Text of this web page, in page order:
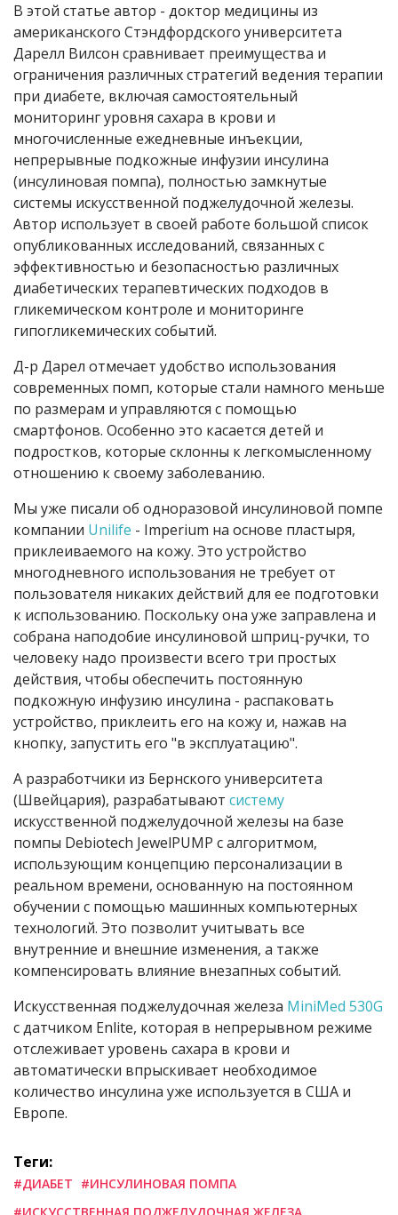
В этой статье автор - доктор медицины из
американского Стэндфордского университета
Дарелл Вилсон сравнивает преимущества и
ограничения различных стратегий ведения терапии
при диабете, включая самостоятельный
мониторинг уровня сахара в крови и
многочисленные ежедневные инъекции,
непрерывные подкожные инфузии инсулина
(инсулиновая помпа), полностью замкнутые
системы искусственной поджелудочной железы.
Автор использует в своей работе большой список
опубликованных исследований, связанных с
эффективностью и безопасностью различных
диабетических терапевтических подходов в
гликемическом контроле и мониторинге
гипогликемических событий.
Д-р Дарел отмечает удобство использования
современных помп, которые стали намного меньше
по размерам и управляются с помощью
смартфонов. Особенно это касается детей и
подростков, которые склонны к легкомысленному
отношению к своему заболеванию.
Мы уже писали об одноразовой инсулиновой помпе
компании Unilife - Imperium на основе пластыря,
приклеиваемого на кожу. Это устройство
многодневного использования не требует от
пользователя никаких действий для ее подготовки
к использованию. Поскольку она уже заправлена и
собрана наподобие инсулиновой шприц-ручки, то
человеку надо произвести всего три простых
действия, чтобы обеспечить постоянную
подкожную инфузию инсулина - распаковать
устройство, приклеить его на кожу и, нажав на
кнопку, запустить его "в эксплуатацию".
А разработчики из Бернского университета
(Швейцария), разрабатывают систему
искусственной поджелудочной железы на базе
помпы Debiotech JewelPUMP с алгоритмом,
использующим концепцию персонализации в
реальном времени, основанную на постоянном
обучении с помощью машинных компьютерных
технологий. Это позволит учитывать все
внутренние и внешние изменения, а также
компенсировать влияние внезапных событий.
Искусственная поджелудочная железа MiniMed 530G
с датчиком Enlite, которая в непрерывном режиме
отслеживает уровень сахара в крови и
автоматически впрыскивает необходимое
количество инсулина уже используется в США и
Европе.
Теги:
#ДИАБЕТ #ИНСУЛИНОВАЯ ПОМПА